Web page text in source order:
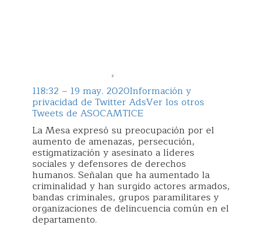
118:32 – 19 may. 2020Información y
privacidad de Twitter AdsVer los otros
Tweets de ASOCAMTICE
La Mesa expresó su preocupación por el
aumento de amenazas, persecución,
estigmatización y asesinato a líderes
sociales y defensores de derechos
humanos. Señalan que ha aumentado la
criminalidad y han surgido actores armados,
bandas criminales, grupos paramilitares y
organizaciones de delincuencia común en el
departamento.